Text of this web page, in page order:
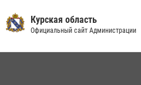
20 июля 2026, 08:00
Курская область
Официальный сайт Администрации